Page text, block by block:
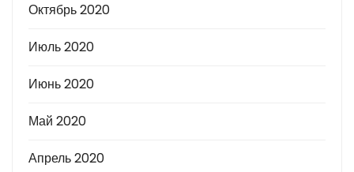
Октябрь 2020
Июль 2020
Июнь 2020
Май 2020
Апрель 2020